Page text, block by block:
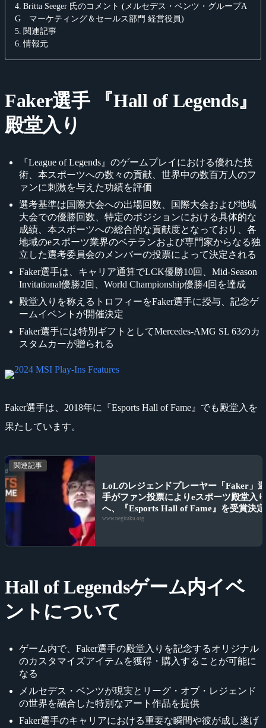
Britta Seeger 氏のコメント (メルセデス・ベンツ・グループA
G マーケティング＆セールス部門 経営役員)
関連記事
情報元
Faker選手 『Hall of Legends』
殿堂入り
『League of Legends』のゲームプレイにおける優れた技
術、本スポーツへの数々の貢献、世界中の数百万人のフ
ァンに刺激を与えた功績を評価
選考基準は国際大会への出場回数、国際大会および地域
大会での優勝回数、特定のポジションにおける具体的な
成績、本スポーツへの総合的な貢献度となっており、各
地域のeスポーツ業界のベテランおよび専門家からなる独
立した選考委員会のメンバーの投票によって決定される
Faker選手は、キャリア通算でLCK優勝10回、Mid-Season
Invitational優勝2回、World Championship優勝4回を達成
殿堂入りを称えるトロフィーをFaker選手に授与、記念ゲ
ームイベントが開催決定
Faker選手には特別ギフトとしてMercedes-AMG SL 63のカ
スタムカーが贈られる
Faker選手は、2018年に『Esports Hall of Fame』でも殿堂入を
果たしています。
関連記事
LoLのレジェンドプレーヤー「Faker」
手がファン投票によりeスポーツ殿堂入
へ、『Esports Hall of Fame』を受賞決定
www.negitaku.org
Hall of Legendsゲーム内イベ
ントについて
ゲーム内で、Faker選手の殿堂入りを記念するオリジナル
のカスタマイズアイテムを獲得・購入することが可能に
なる
メルセデス・ベンツが現実とリーグ・オブ・レジェンド
の世界を融合した特別なアート作品を提供
Faker選手のキャリアにおける重要な瞬間や彼が成し遂げ